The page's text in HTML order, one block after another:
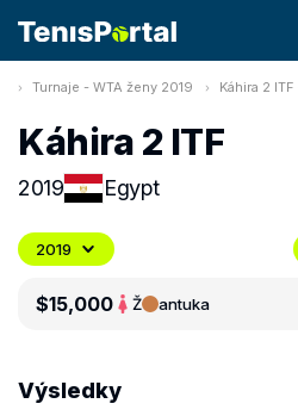
Turnaje - WTA ženy 2019 Káhira 2
Káhira 2 ITF
2019 Egypt
2019
$15,000 Ž antuka
Výsledky